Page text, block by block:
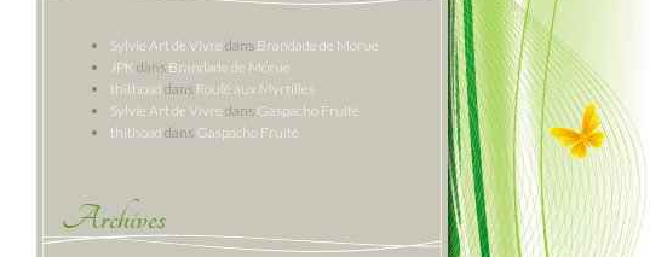
Sylvie Art de Vivre dans Brandade de Morue
JPK dans Brandade de Morue
thithoad dans Roulé aux Myrtilles
Sylvie Art de Vivre dans Gaspacho Fruité
thithoad dans Gaspacho Fruité
Archives